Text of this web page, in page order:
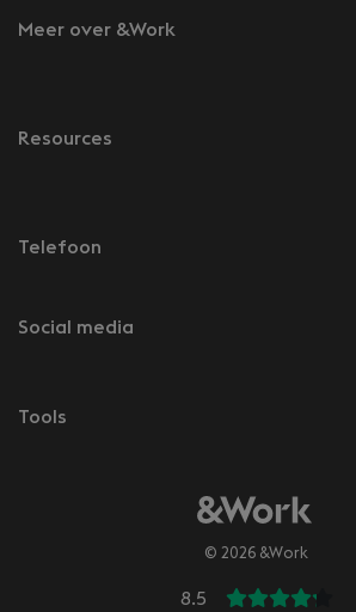
Meer over &Work
Resources
Telefoon
Social media
Tools
© 2026 &Work
8.5